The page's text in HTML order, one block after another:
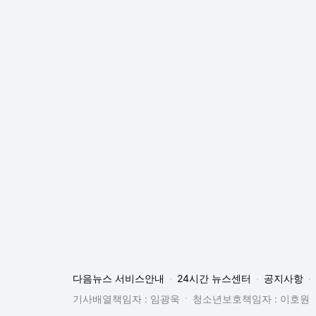
다음뉴스 서비스안내 24시간 뉴스센터 공지사항
기사배열책임자 : 임광욱
청소년보호책임자 : 이호원